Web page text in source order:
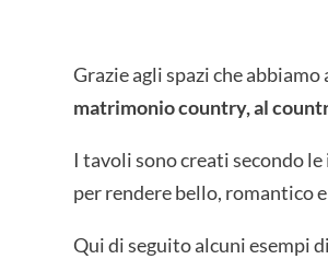
Grazie agli spazi che
matrimonio country, al
I tavoli sono creati secondo
per rendere bello, romantico
Qui di seguito alcuni esempi